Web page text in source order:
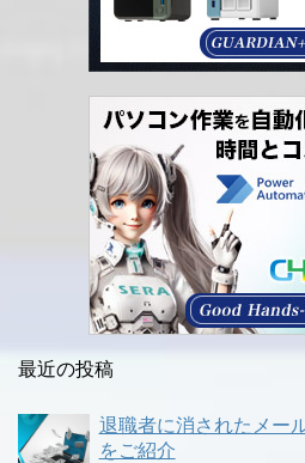
最近の投稿
退職者に消されたメー
をご紹介